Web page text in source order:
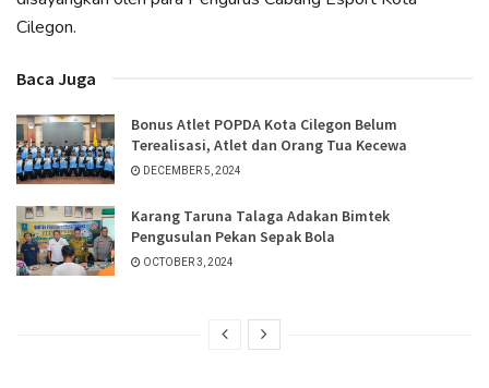
Cilegon.
Baca Juga
Bonus Atlet POPDA Kota Cilegon Belum
Terealisasi, Atlet dan Orang Tua Kecewa
DECEMBER 5, 2024
Karang Taruna Talaga Adakan Bimtek
Pengusulan Pekan Sepak Bola
OCTOBER 3, 2024